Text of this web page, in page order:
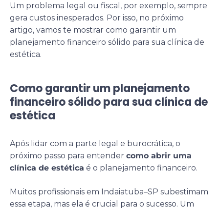
Um problema legal ou fiscal, por exemplo, sempre
gera custos inesperados. Por isso, no próximo
artigo, vamos te mostrar como garantir um
planejamento financeiro sólido para sua clínica de
estética.
Como garantir um planejamento
financeiro sólido para sua clínica de
estética
Após lidar com a parte legal e burocrática, o
próximo passo para entender como abrir uma
clínica de estética é o planejamento financeiro.
Muitos profissionais em Indaiatuba–SP subestimam
essa etapa, mas ela é crucial para o sucesso. Um